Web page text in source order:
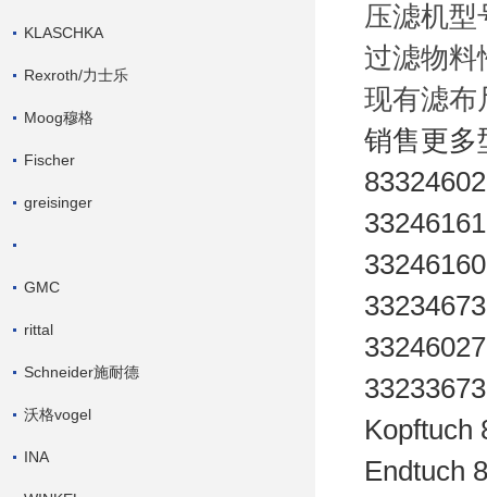
KLASCHKA
Rexroth/力士乐
Moog穆格
Fischer
greisinger
GMC
rittal
Schneider施耐德
沃格vogel
INA
压滤机型
过滤物料
现有滤布
销售更多
33234673
33246027
33233673
Kopftuch
Endtuch